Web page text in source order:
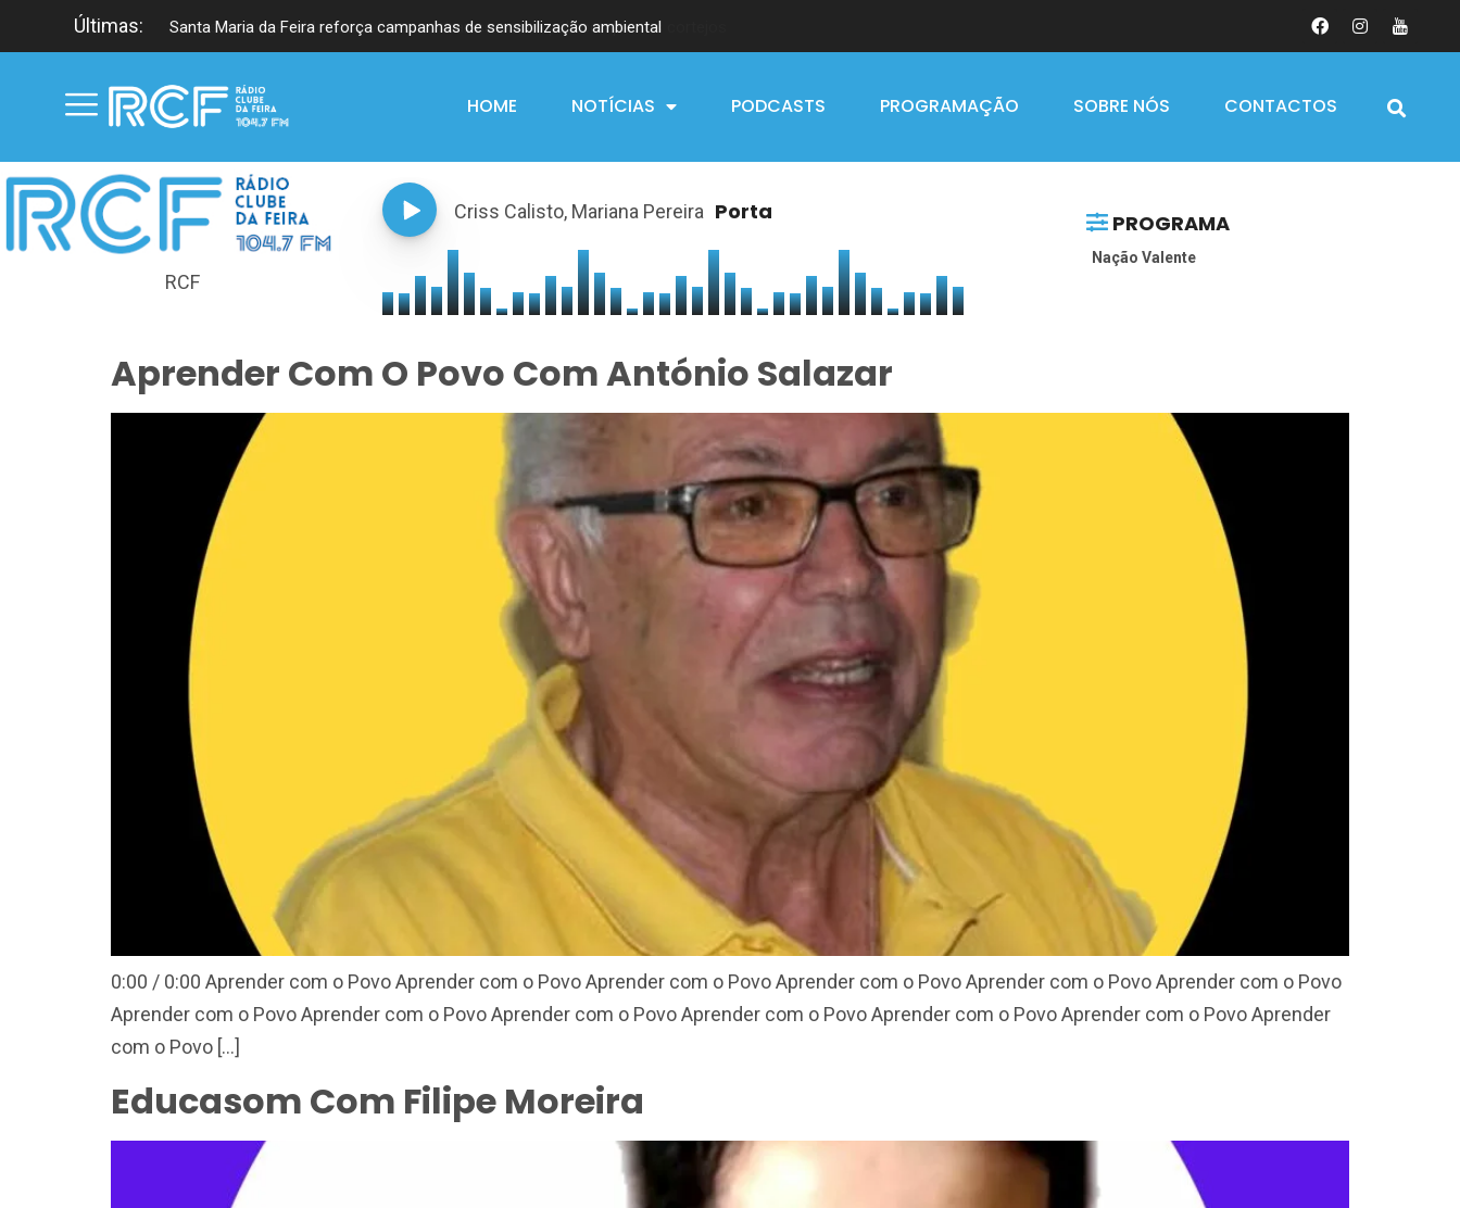
Últimas: Santa Maria da Feira reforça campanhas de sensibilização ambiental
HOME NOTÍCIAS PODCASTS PROGRAMAÇÃO SOBRE NÓS CONTACTOS
RCF
Criss Calisto, Mariana Pereira Porta PROGRAMA
Nação Valente
Aprender Com O Povo Com António Salazar
0:00 / 0:00 Aprender com o Povo Aprender com o Povo Aprender com o Povo Aprender com o Povo Aprender com o Povo Aprender com o Povo
Aprender com o Povo Aprender com o Povo Aprender com o Povo Aprender com o Povo Aprender com o Povo Aprender com o Povo Aprender
com o Povo […]
Educasom Com Filipe Moreira